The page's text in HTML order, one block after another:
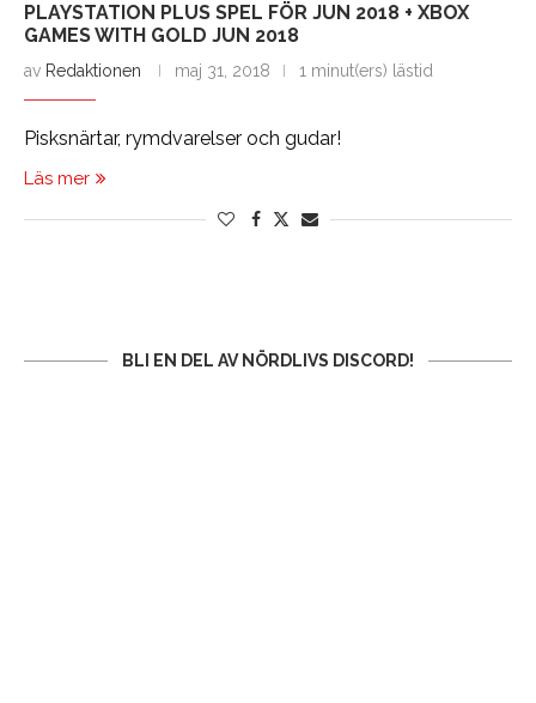
PLAYSTATION PLUS SPEL FÖR JUN 2018 + XBOX
GAMES WITH GOLD JUN 2018
av Redaktionen maj 31, 2018 1 minut(ers) lästid
Pisksnärtar, rymdvarelser och gudar!
Läs mer
BLI EN DEL AV NÖRDLIVS DISCORD!